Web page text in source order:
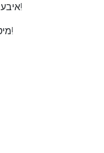
MP3 - איבער 3 שעה לאנג!
מיט א קאלירטע ביכל!